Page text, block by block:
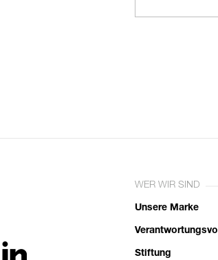
WER WIR SIND
Unsere Marke
Stiftung